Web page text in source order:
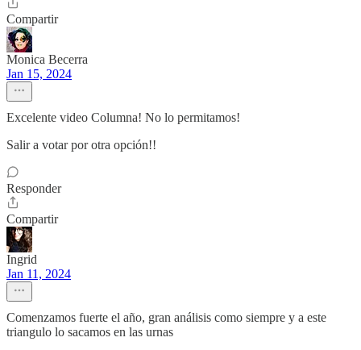
Compartir
Monica Becerra
Jan 15, 2024
Excelente video Columna! No lo permitamos!
Salir a votar por otra opción!!
Responder
Compartir
Ingrid
Jan 11, 2024
Comenzamos fuerte el año, gran análisis como siempre y a este
triangulo lo sacamos en las urnas